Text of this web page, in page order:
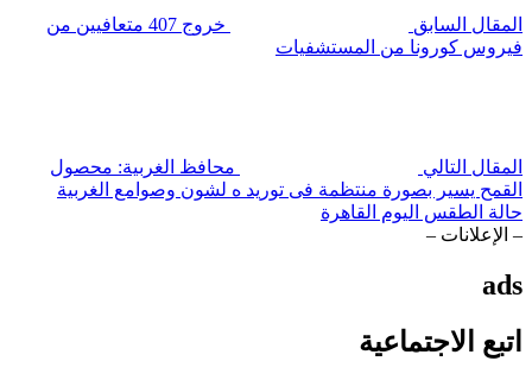
المقال السابق
خروج 407 متعافيين من
فيروس كورونا من المستشفيات
المقال التالي
محافظ الغربية: محصول
القمح يسير بصورة منتظمة فى توريد ه لشون وصوامع الغربية
حالة الطقس اليوم القاهرة
– الإعلانات –
ads
اتبع الاجتماعية